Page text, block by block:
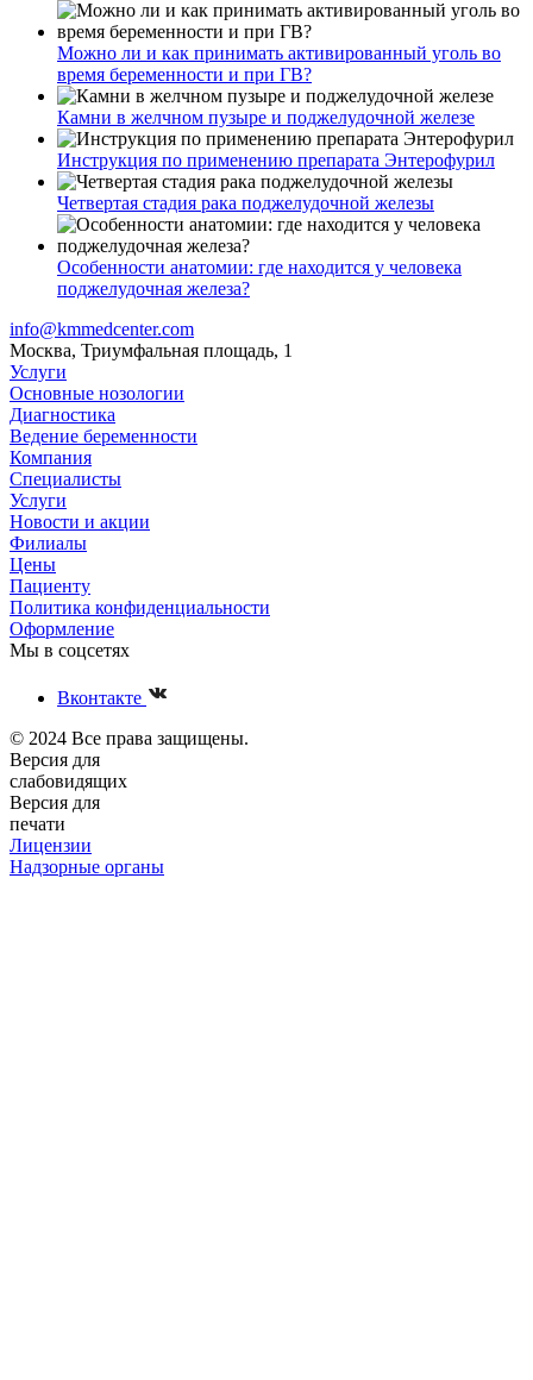
Можно ли и как принимать активированный уголь во
время беременности и при ГВ?
Камни в желчном пузыре и поджелудочной железе
Инструкция по применению препарата Энтерофурил
Четвертая стадия рака поджелудочной железы
Особенности анатомии: где находится у человека
поджелудочная железа?
info@kmmedcenter.com
Москва, Триумфальная площадь, 1
Услуги
Основные нозологии
Диагностика
Ведение беременности
Компания
Специалисты
Услуги
Новости и акции
Филиалы
Цены
Пациенту
Политика конфиденциальности
Оформление
Мы в соцсетях
Вконтакте
© 2024 Все права защищены.
Версия для
слабовидящих
Версия для
печати
Лицензии
Надзорные органы